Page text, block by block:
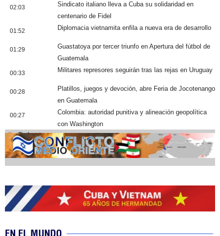
02:03
Sindicato italiano lleva a Cuba su solidaridad en
centenario de Fidel
01:52 Diplomacia vietnamita enfila a nueva era de desarrollo
01:29
Guastatoya por tercer triunfo en Apertura del fútbol de
Guatemala
00:33 Militares represores seguirán tras las rejas en Uruguay
00:28
Platillos, juegos y devoción, abre Feria de Jocotenango
en Guatemala
00:27
Colombia: autoridad punitiva y alineación geopolítica
con Washington
Cobertura
EN EL MUNDO